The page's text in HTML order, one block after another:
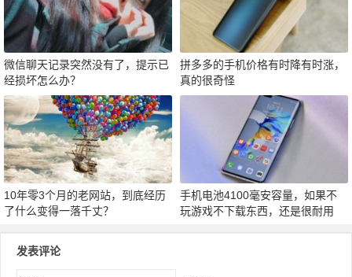
微信聊天记录突然没有了，提示已
经损坏怎么办？
拼多多的手机价格有时降有时涨，
真的很奇怪
10年零3个月的老网站，到底经历
了什么变得一落千丈？
手机电池4100毫安容量，如果不
玩游戏不下载东西，还是很耐用
发表评论